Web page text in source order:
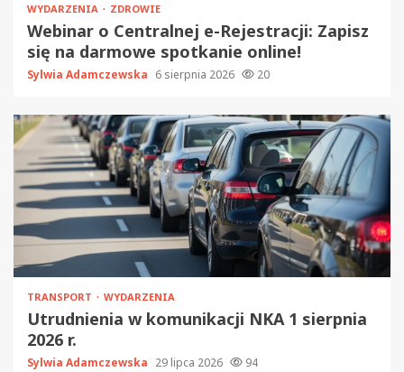
WYDARZENIA ZDROWIE
Webinar o Centralnej e-Rejestracji: Zapisz
się na darmowe spotkanie online!
Sylwia Adamczewska 6 sierpnia 2026 20
TRANSPORT WYDARZENIA
Utrudnienia w komunikacji NKA 1 sierpnia
2026 r.
Sylwia Adamczewska 29 lipca 2026 94